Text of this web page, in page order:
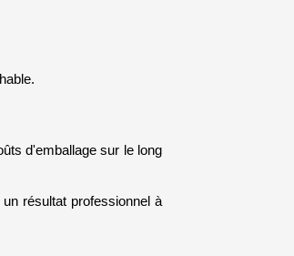
d'emballage sur le long
résultat professionnel à